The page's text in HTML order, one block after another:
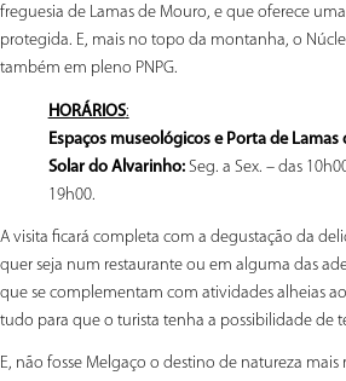
freguesia de Lamas de Mouro, e que oferece
protegida. E, mais no topo da montanha, o
também em pleno PNPG.
HORÁRIOS:
Espaços museológicos e Porta de
Solar do Alvarinho:Seg. a Sex. – das
19h00.
A visita ficará completa com a degustação da
quer seja num restaurante ou em alguma das
que se complementam com atividades alheias
tudo para que o turista tenha a possibilidade de
E, não fosse Melgaço o destino de natureza